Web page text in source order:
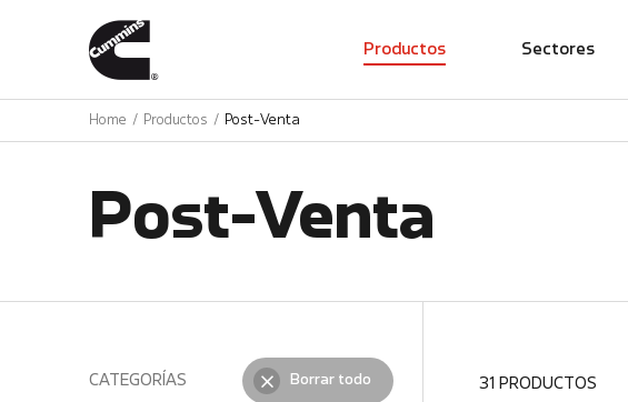
Productos Sectores
Home Productos Post-Venta
Post-Venta
CATEGORÍAS Borrar todo 31 PRODUCTOS